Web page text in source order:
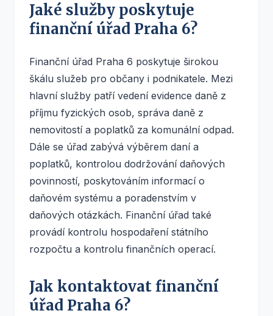
Jaké služby poskytuje
finanční úřad Praha 6?
Finanční úřad Praha 6 poskytuje širokou
škálu služeb pro občany i podnikatele. Mezi
hlavní služby patří vedení evidence daně z
příjmu fyzických osob, správa daně z
nemovitostí a poplatků za komunální odpad.
Dále se úřad zabývá výběrem daní a
poplatků, kontrolou dodržování daňových
povinností, poskytováním informací o
daňovém systému a poradenstvím v
daňových otázkách. Finanční úřad také
provádí kontrolu hospodaření státního
rozpočtu a kontrolu finančních operací.
Jak kontaktovat finanční
úřad Praha 6?